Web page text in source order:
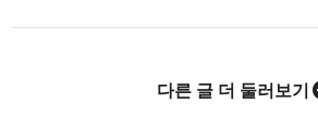
다른 글 더 둘러보기